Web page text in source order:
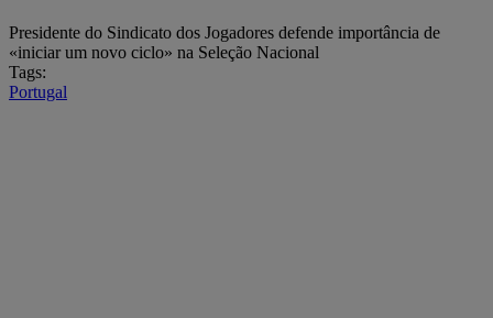
Presidente do Sindicato dos Jogadores defende importância de
«iniciar um novo ciclo» na Seleção Nacional
Tags:
Portugal